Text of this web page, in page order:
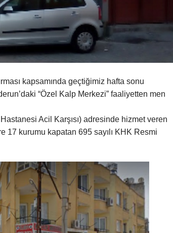
kapsamında geçtiğimiz hafta sonu
“Özel Kalp Merkezi” faaliyetten men
Acil Karşısı) adresinde hizmet veren
17 kurumu kapatan 695 sayılı KHK Resmi